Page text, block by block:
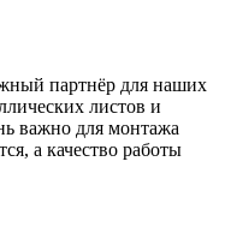
партнёр для наших
листов и
важно для монтажа
а качество работы